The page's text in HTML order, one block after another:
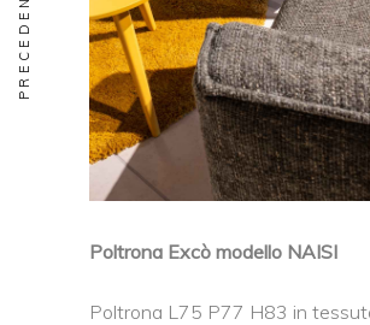
Poltrona Excò modello NAISI
Poltrona L75 P77 H83 in
PRECEDENTE